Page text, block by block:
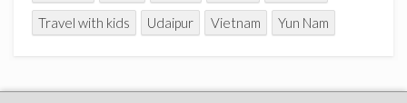
Travel with kids
Udaipur Vietnam Yun Nam